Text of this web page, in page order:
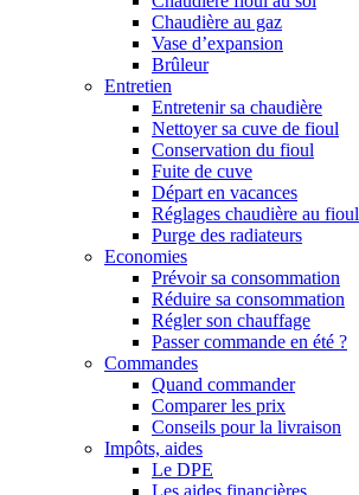
Chaudière au gaz
Vase d’expansion
Brûleur
Entretien
Entretenir sa chaudière
Nettoyer sa cuve de fioul
Conservation du fioul
Fuite de cuve
Départ en vacances
Réglages chaudière au fioul
Purge des radiateurs
Economies
Prévoir sa consommation
Réduire sa consommation
Régler son chauffage
Passer commande en été ?
Commandes
Quand commander
Comparer les prix
Conseils pour la livraison
Impôts, aides
Le DPE
Les aides financières